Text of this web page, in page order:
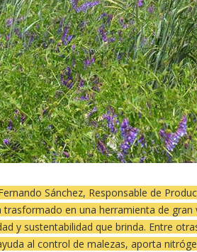
Sánchez, Responsable de
en una herramienta de
y sustentabilidad que brinda. Entre
al control de malezas, aporta